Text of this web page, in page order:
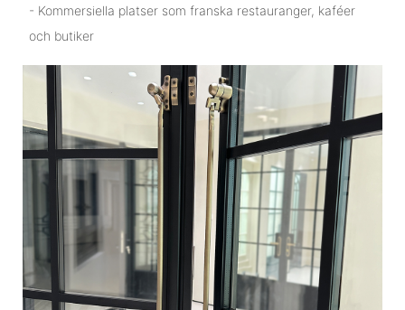
- Kommersiella platser som franska restauranger, kaféer
och butiker